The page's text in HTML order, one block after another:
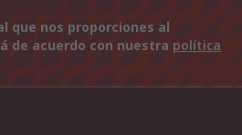
que nos proporciones al
de acuerdo con nuestra política